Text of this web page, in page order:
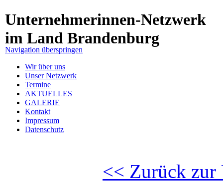
Unternehmerinnen-Netzwerk
im Land Brandenburg
Navigation überspringen
Wir über uns
Unser Netzwerk
Termine
AKTUELLES
GALERIE
Kontakt
Impressum
Datenschutz
<< Zurück zur